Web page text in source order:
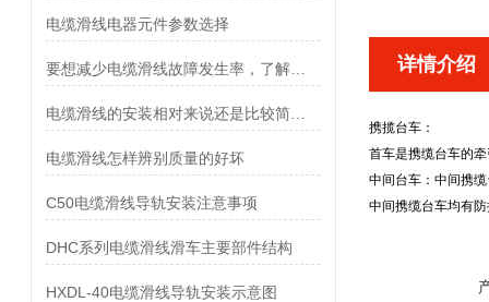
电缆滑线电器元件参数选择
电缆滑线怎样辨别质量的好坏
C50电缆滑线导轨安装注意事项
DHC系列电缆滑线滑车主要部件结构
HXDL-40电缆滑线导轨安装示意图
详情介绍
携揽台车：
首车是携缆台车的
中间台车：中间携
中间携缆台车均有